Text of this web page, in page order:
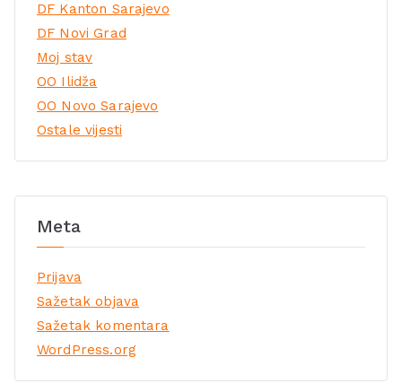
DF Kanton Sarajevo
DF Novi Grad
Moj stav
OO Ilidža
OO Novo Sarajevo
Ostale vijesti
Meta
Prijava
Sažetak objava
Sažetak komentara
WordPress.org